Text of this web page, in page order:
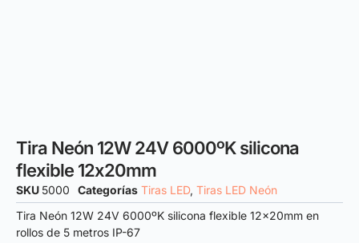
Tira Neón 12W 24V 6000ºK silicona
flexible 12x20mm
SKU 5000 Categorías Tiras LED, Tiras LED Neón
Tira Neón 12W 24V 6000ºK silicona flexible 12x20mm en
rollos de 5 metros IP-67